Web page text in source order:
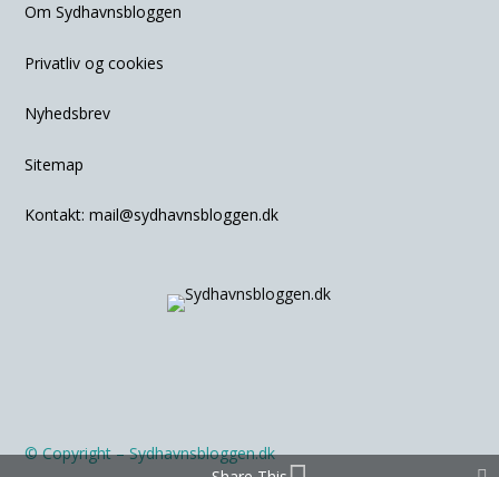
Om Sydhavnsbloggen
Privatliv og cookies
Nyhedsbrev
Sitemap
Kontakt:mail@sydhavnsbloggen.dk
© Copyright – Sydhavnsbloggen.dk